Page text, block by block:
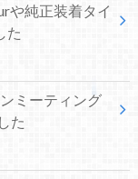
や純正装着タイ
た
ミーティング
た